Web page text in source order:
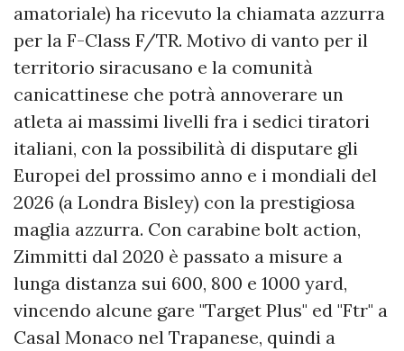
amatoriale) ha ricevuto la chiamata azzurra
per la F-Class F/TR. Motivo di vanto per il
territorio siracusano e la comunità
canicattinese che potrà annoverare un
atleta ai massimi livelli fra i sedici tiratori
italiani, con la possibilità di disputare gli
Europei del prossimo anno e i mondiali del
2026 (a Londra Bisley) con la prestigiosa
maglia azzurra. Con carabine bolt action,
Zimmitti dal 2020 è passato a misure a
lunga distanza sui 600, 800 e 1000 yard,
vincendo alcune gare "Target Plus" ed "Ftr" a
Casal Monaco nel Trapanese, quindi a